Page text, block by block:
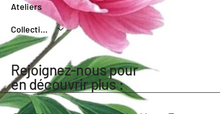
Ateliers
Collection de Sauges
Rejoignez-nous pour
en découvrir plus :